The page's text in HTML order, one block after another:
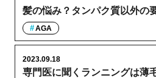
髪の悩み？タンパク質以外の
AGA
専門医に聞くランニングは薄
2023.09.18